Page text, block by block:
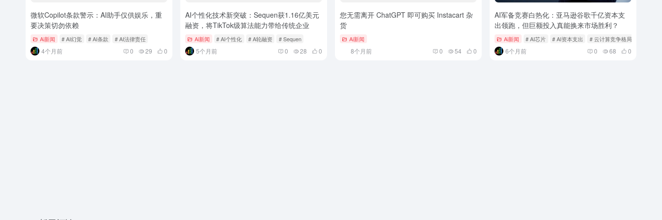
微软Copilot条款警示：AI助手仅供娱乐，重
要决策切勿依赖
Ai新闻 # AI幻觉 # AI条款 # AI法律责任
4个月前 0 29 0
AI个性化技术新突破：Sequen获1.16亿美元
融资，将TikTok级算法能力带给传统企业
Ai新闻 # AI个性化 # A轮融资 # Sequen
5个月前 0 28 0
您无需离开 ChatGPT 即可购买 Instacart 杂
货
Ai新闻
8个月前 0 54 0
AI军备竞赛白热化：亚马逊谷歌千亿资本支
出领跑，但巨额投入真能换来市场胜利？
Ai新闻 # AI芯片 # AI资本支出 # 云计算竞争格局
6个月前 0 68 0